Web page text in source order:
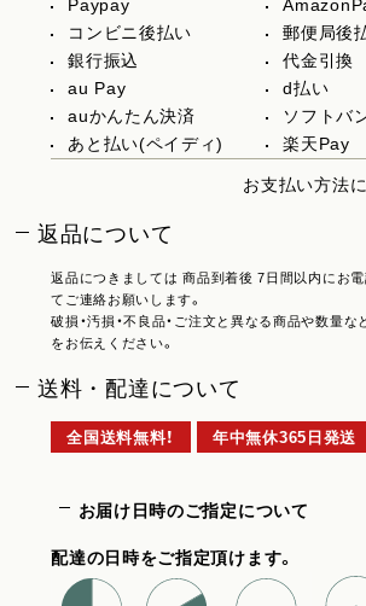
Paypay
コンビニ後払い
郵便局後
銀行振込
代金引換
au Pay
d払い
auかんたん決済
ソフトバ
あと払い(ペイディ)
楽天Pay
お支払い方法
返品について
返品につきましては 商品到着後 7日間以内にお
てご連絡お願いします。
破損・汚損・不良品・ご注文と異なる商品や数量な
をお伝えください。
送料・配達について
全国送料無料！ 年中無休365日発送
お届け日時のご指定について
配達の日時をご指定頂けます。